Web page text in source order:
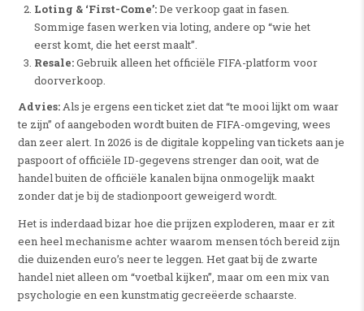
Loting & ‘First-Come’:De verkoop gaat in fasen.
Sommige fasen werken via loting, andere op “wie het
eerst komt, die het eerst maalt”.
Resale:Gebruik alleen het officiële FIFA-platform voor
doorverkoop.
Advies:Als je ergens een ticket ziet dat “te mooi lijkt om waar
te zijn” of aangeboden wordt buiten de FIFA-omgeving, wees
dan zeer alert. In 2026 is de digitale koppeling van tickets aan je
paspoort of officiële ID-gegevens strenger dan ooit, wat de
handel buiten de officiële kanalen bijna onmogelijk maakt
zonder dat je bij de stadionpoort geweigerd wordt.
Het is inderdaad bizar hoe die prijzen exploderen, maar er zit
een heel mechanisme achter waarom mensen tóch bereid zijn
die duizenden euro’s neer te leggen. Het gaat bij de zwarte
handel niet alleen om “voetbal kijken”, maar om een mix van
psychologie en een kunstmatig gecreëerde schaarste.